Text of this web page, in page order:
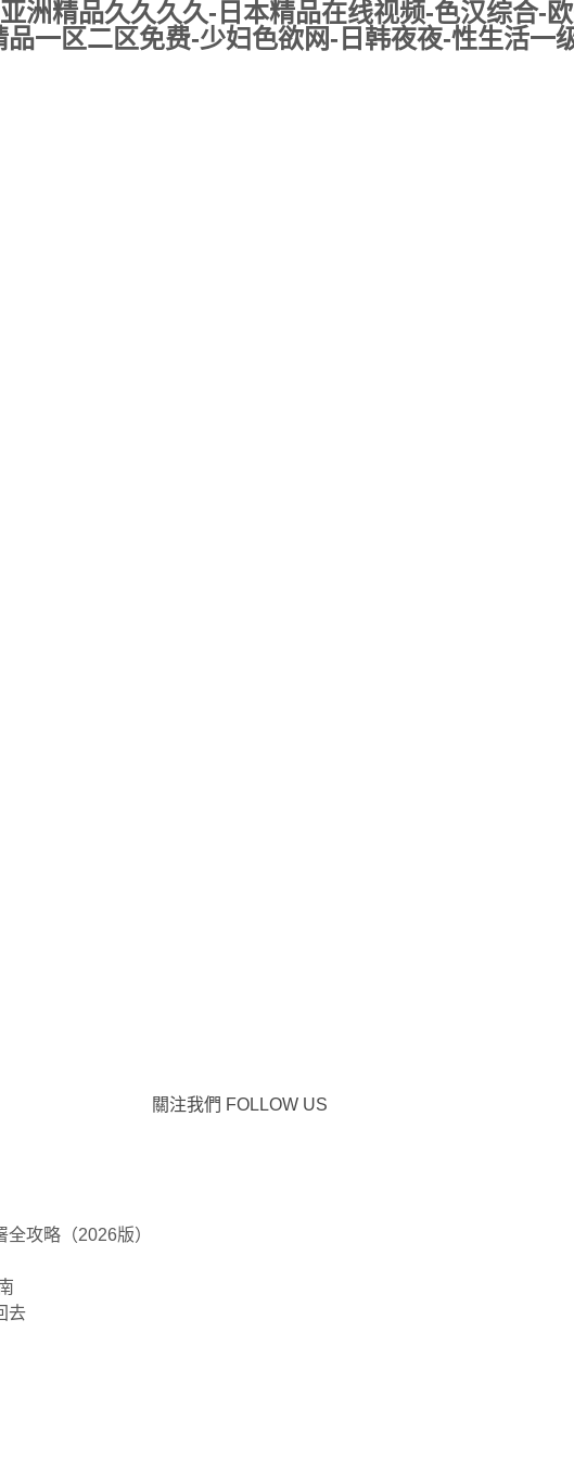
洲精品久久久久-日本精品在线视频-色汉综合-
一区二区免费-少妇色欲网-日韩夜夜-性生活一
攻略（2026版）
去
關注我們 FOLLOW US